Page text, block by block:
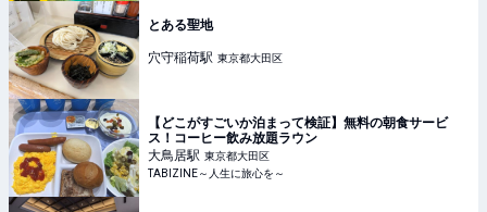
とある聖地
穴守稲荷駅 東京都大田区
【どこがすごいか泊まって検証】無料の朝食サービ
ス！コーヒー飲み放題ラウン
大鳥居駅 東京都大田区
TABIZINE～人生に旅心を～